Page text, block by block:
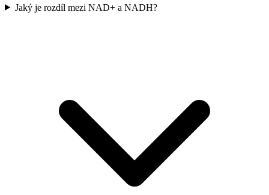
Jaký je rozdíl mezi NAD+ a NADH?